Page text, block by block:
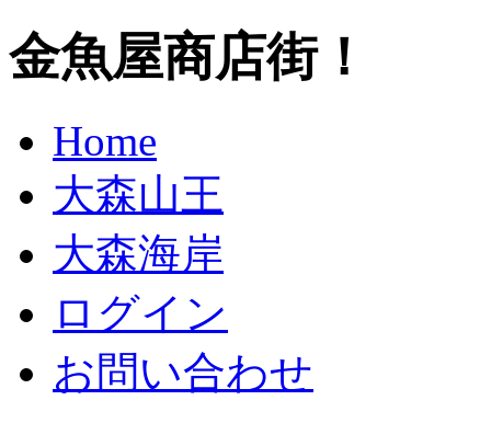
金魚屋商店街！
Home
大森山王
大森海岸
ログイン
お問い合わせ